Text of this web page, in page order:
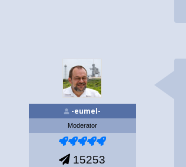
-eumel-
Moderator
15253